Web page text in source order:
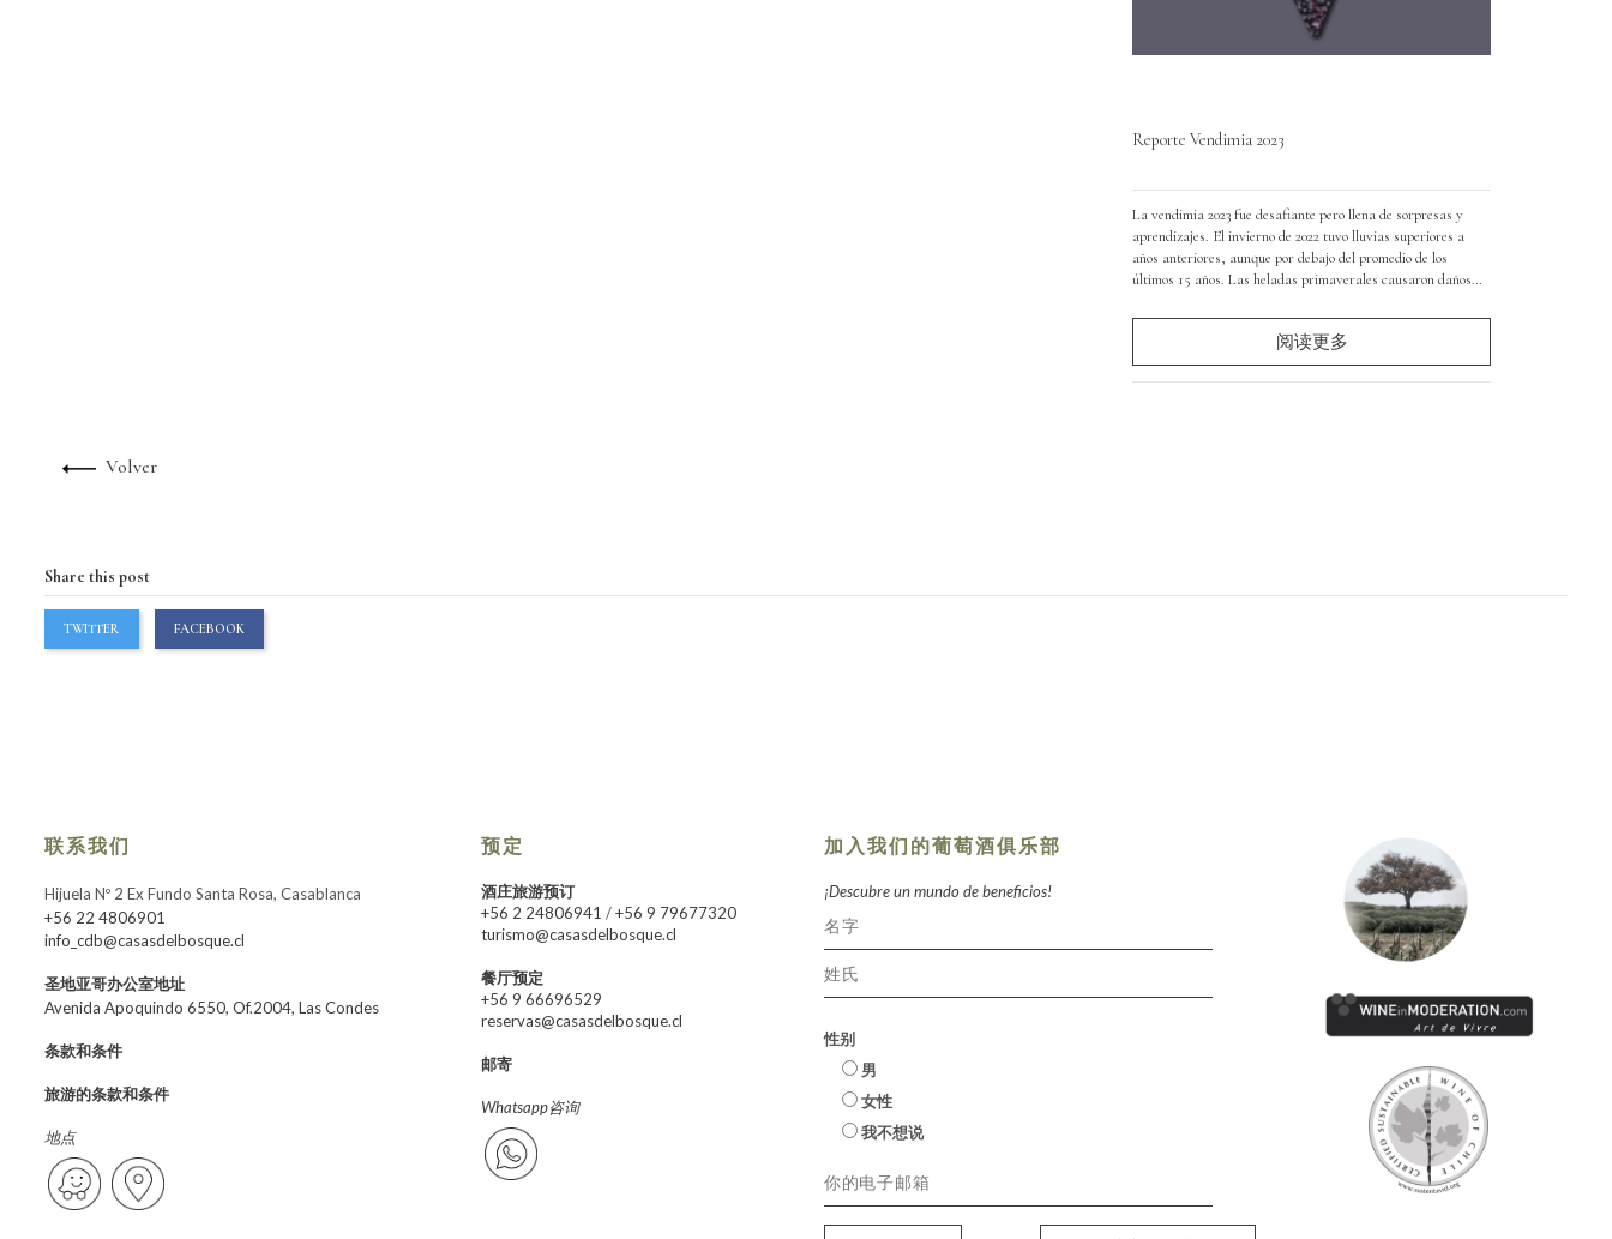
Reporte Vendimia 2023
La vendimia 2023 fue desafiante pero llena de sorpresas y
aprendizajes. El invierno de 2022 tuvo lluvias superiores a
años anteriores, aunque por debajo del promedio de los
últimos 15 años. Las heladas primaverales causaron daños
con pérdidas de producción del 60% al 80% en algunos
阅读更多
Volver
Share this post
TWITTER FACEBOOK
联系我们
Hijuela Nº 2 Ex Fundo Santa Rosa, Casablanca
+56 22 4806901
info_cdb@casasdelbosque.cl
圣地亚哥办公室地址
Avenida Apoquindo 6550, Of.2004, Las Condes
条款和条件
旅游的条款和条件
地点
预定
酒庄旅游预订
+56 2 24806941 /+56 9 79677320
turismo@casasdelbosque.cl
餐厅预定
+56 9 66696529
reservas@casasdelbosque.cl
邮寄
Whatsapp咨询
加入我们的葡萄酒俱乐部
¡Descubre un mundo de beneficios!
性别
男
女性
我不想说